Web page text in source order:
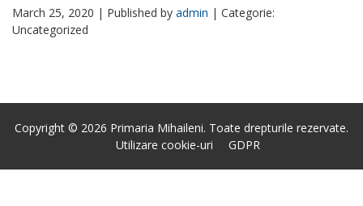
March 25, 2020 | Published by admin | Categorie:
Uncategorized
Copyright © 2026 Primaria Mihaileni. Toate drepturile rezervate.
Utilizare cookie-uri
GDPR